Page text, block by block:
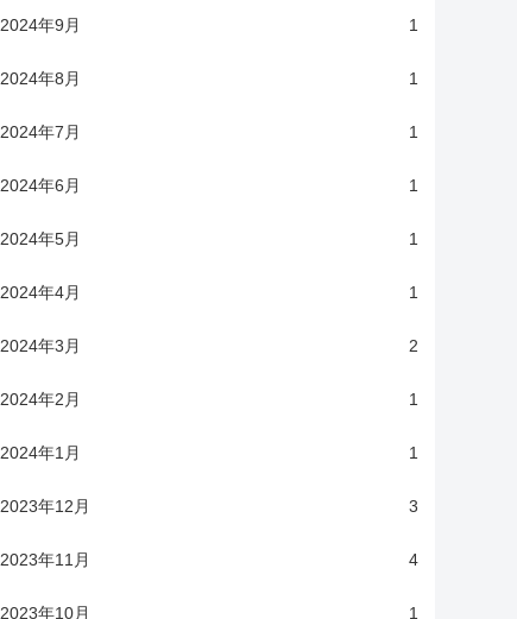
2024年9月 1
2024年8月 1
2024年7月 1
2024年6月 1
2024年5月 1
2024年4月 1
2024年3月 2
2024年2月 1
2024年1月 1
2023年12月 3
2023年11月 4
2023年10月 1